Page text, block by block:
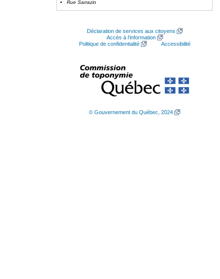
Rue Sarrazin
Déclaration de services aux citoyens
Accès à l’information
Politique de confidentialité
Accessibilité
© Gouvernement du Québec, 2024